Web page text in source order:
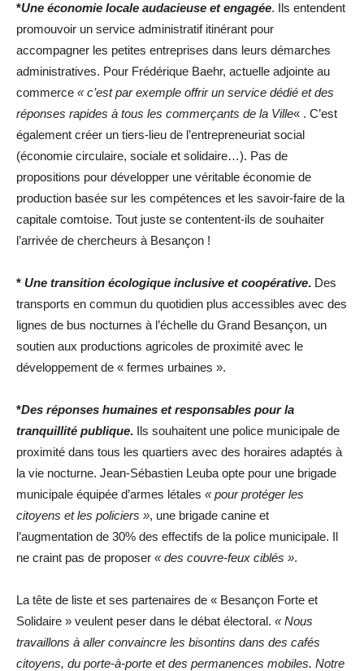
*Une économie locale audacieuse et engagée. Ils entendent
promouvoir un service administratif itinérant pour
accompagner les petites entreprises dans leurs démarches
administratives. Pour Frédérique Baehr, actuelle adjointe au
commerce « c’est par exemple offrir un service dédié et des
réponses rapides à tous les commerçants de la Ville« . C’est
également créer un tiers-lieu de l’entrepreneuriat social
(économie circulaire, sociale et solidaire…). Pas de
propositions pour développer une véritable économie de
production basée sur les compétences et les savoir-faire de la
capitale comtoise. Tout juste se contentent-ils de souhaiter
l’arrivée de chercheurs à Besançon !
* Une transition écologique inclusive et coopérative. Des
transports en commun du quotidien plus accessibles avec des
lignes de bus nocturnes à l’échelle du Grand Besançon, un
soutien aux productions agricoles de proximité avec le
développement de « fermes urbaines ».
*Des réponses humaines et responsables pour la
tranquillité publique. Ils souhaitent une police municipale de
proximité dans tous les quartiers avec des horaires adaptés à
la vie nocturne. Jean-Sébastien Leuba opte pour une brigade
municipale équipée d’armes létales « pour protéger les
citoyens et les policiers », une brigade canine et
l’augmentation de 30% des effectifs de la police municipale. Il
ne craint pas de proposer « des couvre-feux ciblés ».
La tête de liste et ses partenaires de « Besançon Forte et
Solidaire » veulent peser dans le débat électoral. « Nous
travaillons à aller convaincre les bisontins dans des cafés
citoyens, du porte-à-porte et des permanences mobiles. Notre